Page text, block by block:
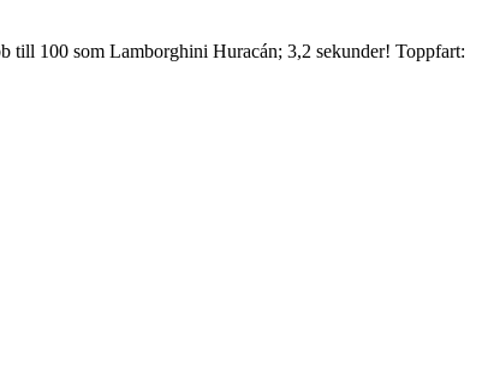
till 100 som Lamborghini Huracán; 3,2 sekunder! Toppfart: